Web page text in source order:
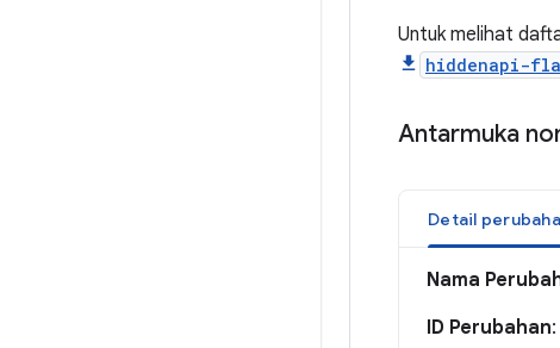
Untuk melihat
hiddenapi-
Antarmuka
Detail
Nama
ID Perubahan: